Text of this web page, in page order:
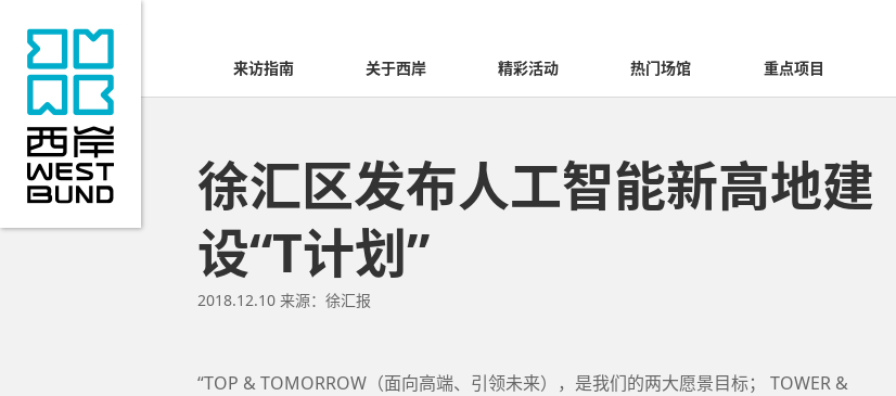
来访指南 关于西岸 精彩活动 热门场馆 重点项目
徐汇区发布人工智能新高地建
设“T计划”
2018.12.10 来源： 徐汇报
“TOP & TOMORROW（面向高端、引领未来），是我们的两大愿景目标； TOWER &